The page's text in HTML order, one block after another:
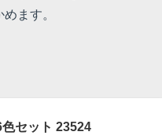
ます。
セット 23524